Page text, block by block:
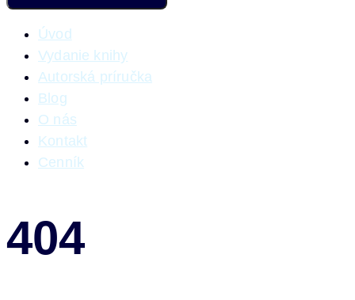
Úvod
Vydanie knihy
Autorská príručka
Blog
O nás
Kontakt
Cenník
404